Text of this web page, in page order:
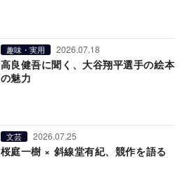
趣味・実用 2026.07.18
高良健吾に聞く、大谷翔平選手の絵本
の魅力
文芸 2026.07.25
桜庭一樹 × 斜線堂有紀、競作を語る